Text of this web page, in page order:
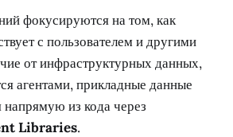
фокусируются на том, как
с пользователем и другими
от инфраструктурных данных,
агентами, прикладные данные
напрямую из кода через
Libraries.